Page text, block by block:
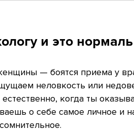
и это
— боятся приема у
неловкость или
когда ты
о себе самое личное и